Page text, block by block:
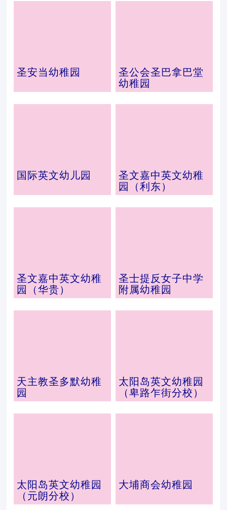
圣安当幼稚园
圣公会圣巴拿巴堂
幼稚园
国际英文幼儿园
圣文嘉中英文幼稚
园（利东）
圣文嘉中英文幼稚
园（华贵）
圣士提反女子中学
附属幼稚园
天主教圣多默幼稚
园
太阳岛英文幼稚园
（卑路乍街分校）
太阳岛英文幼稚园
（元朗分校）
大埔商会幼稚园